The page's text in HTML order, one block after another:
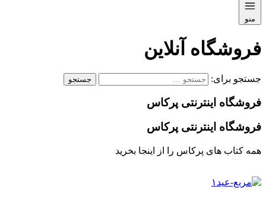
منو
فروشگاه آنلاین
جستجو برای:
فروشگاه اینترنتی پرکاس
فروشگاه اینترنتی پرکاس
همه کتاب های پرکاس را از اینجا بخرید